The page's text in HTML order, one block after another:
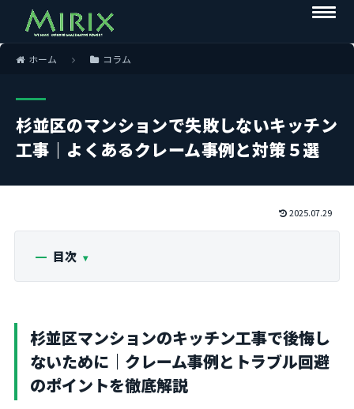
ホーム コラム
杉並区のマンションで失敗しないキッチン
工事｜よくあるクレーム事例と対策５選
2025.07.29
目次
杉並区マンションのキッチン工事で後悔し
ないために｜クレーム事例とトラブル回避
のポイントを徹底解説